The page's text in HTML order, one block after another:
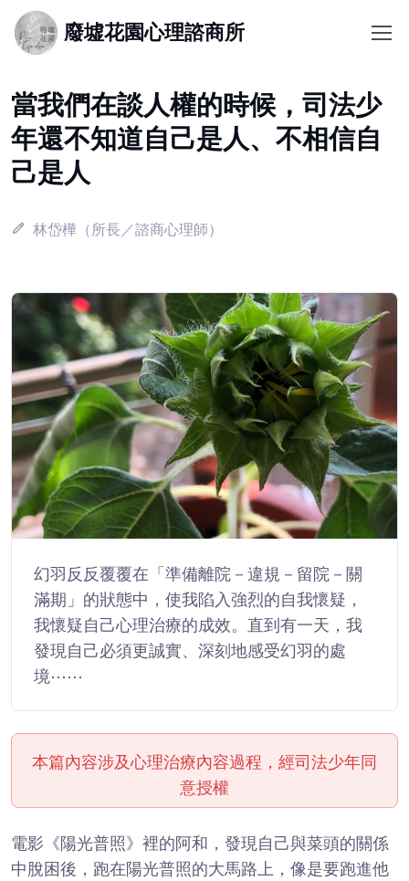
廢墟花園心理諮商所
當我們在談人權的時候，司法少
年還不知道自己是人、不相信自
己是人
林岱樺（所長／諮商心理師）
幻羽反反覆覆在「準備離院－違規－留院－關
滿期」的狀態中，使我陷入強烈的自我懷疑，
我懷疑自己心理治療的成效。直到有一天，我
發現自己必須更誠實、深刻地感受幻羽的處
境⋯⋯
本篇內容涉及心理治療內容過程，經司法少年同
意授權
電影《陽光普照》裡的阿和，發現自己與菜頭的關係
中脫困後，跑在陽光普照的大馬路上，像是要跑進他